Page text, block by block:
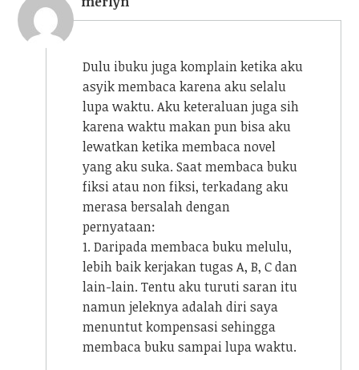
Dulu ibuku juga komplain ketika aku
asyik membaca karena aku selalu
lupa waktu. Aku keteraluan juga sih
karena waktu makan pun bisa aku
lewatkan ketika membaca novel
yang aku suka. Saat membaca buku
fiksi atau non fiksi, terkadang aku
merasa bersalah dengan
pernyataan:
1. Daripada membaca buku melulu,
lebih baik kerjakan tugas A, B, C dan
lain-lain. Tentu aku turuti saran itu
namun jeleknya adalah diri saya
menuntut kompensasi sehingga
membaca buku sampai lupa waktu.